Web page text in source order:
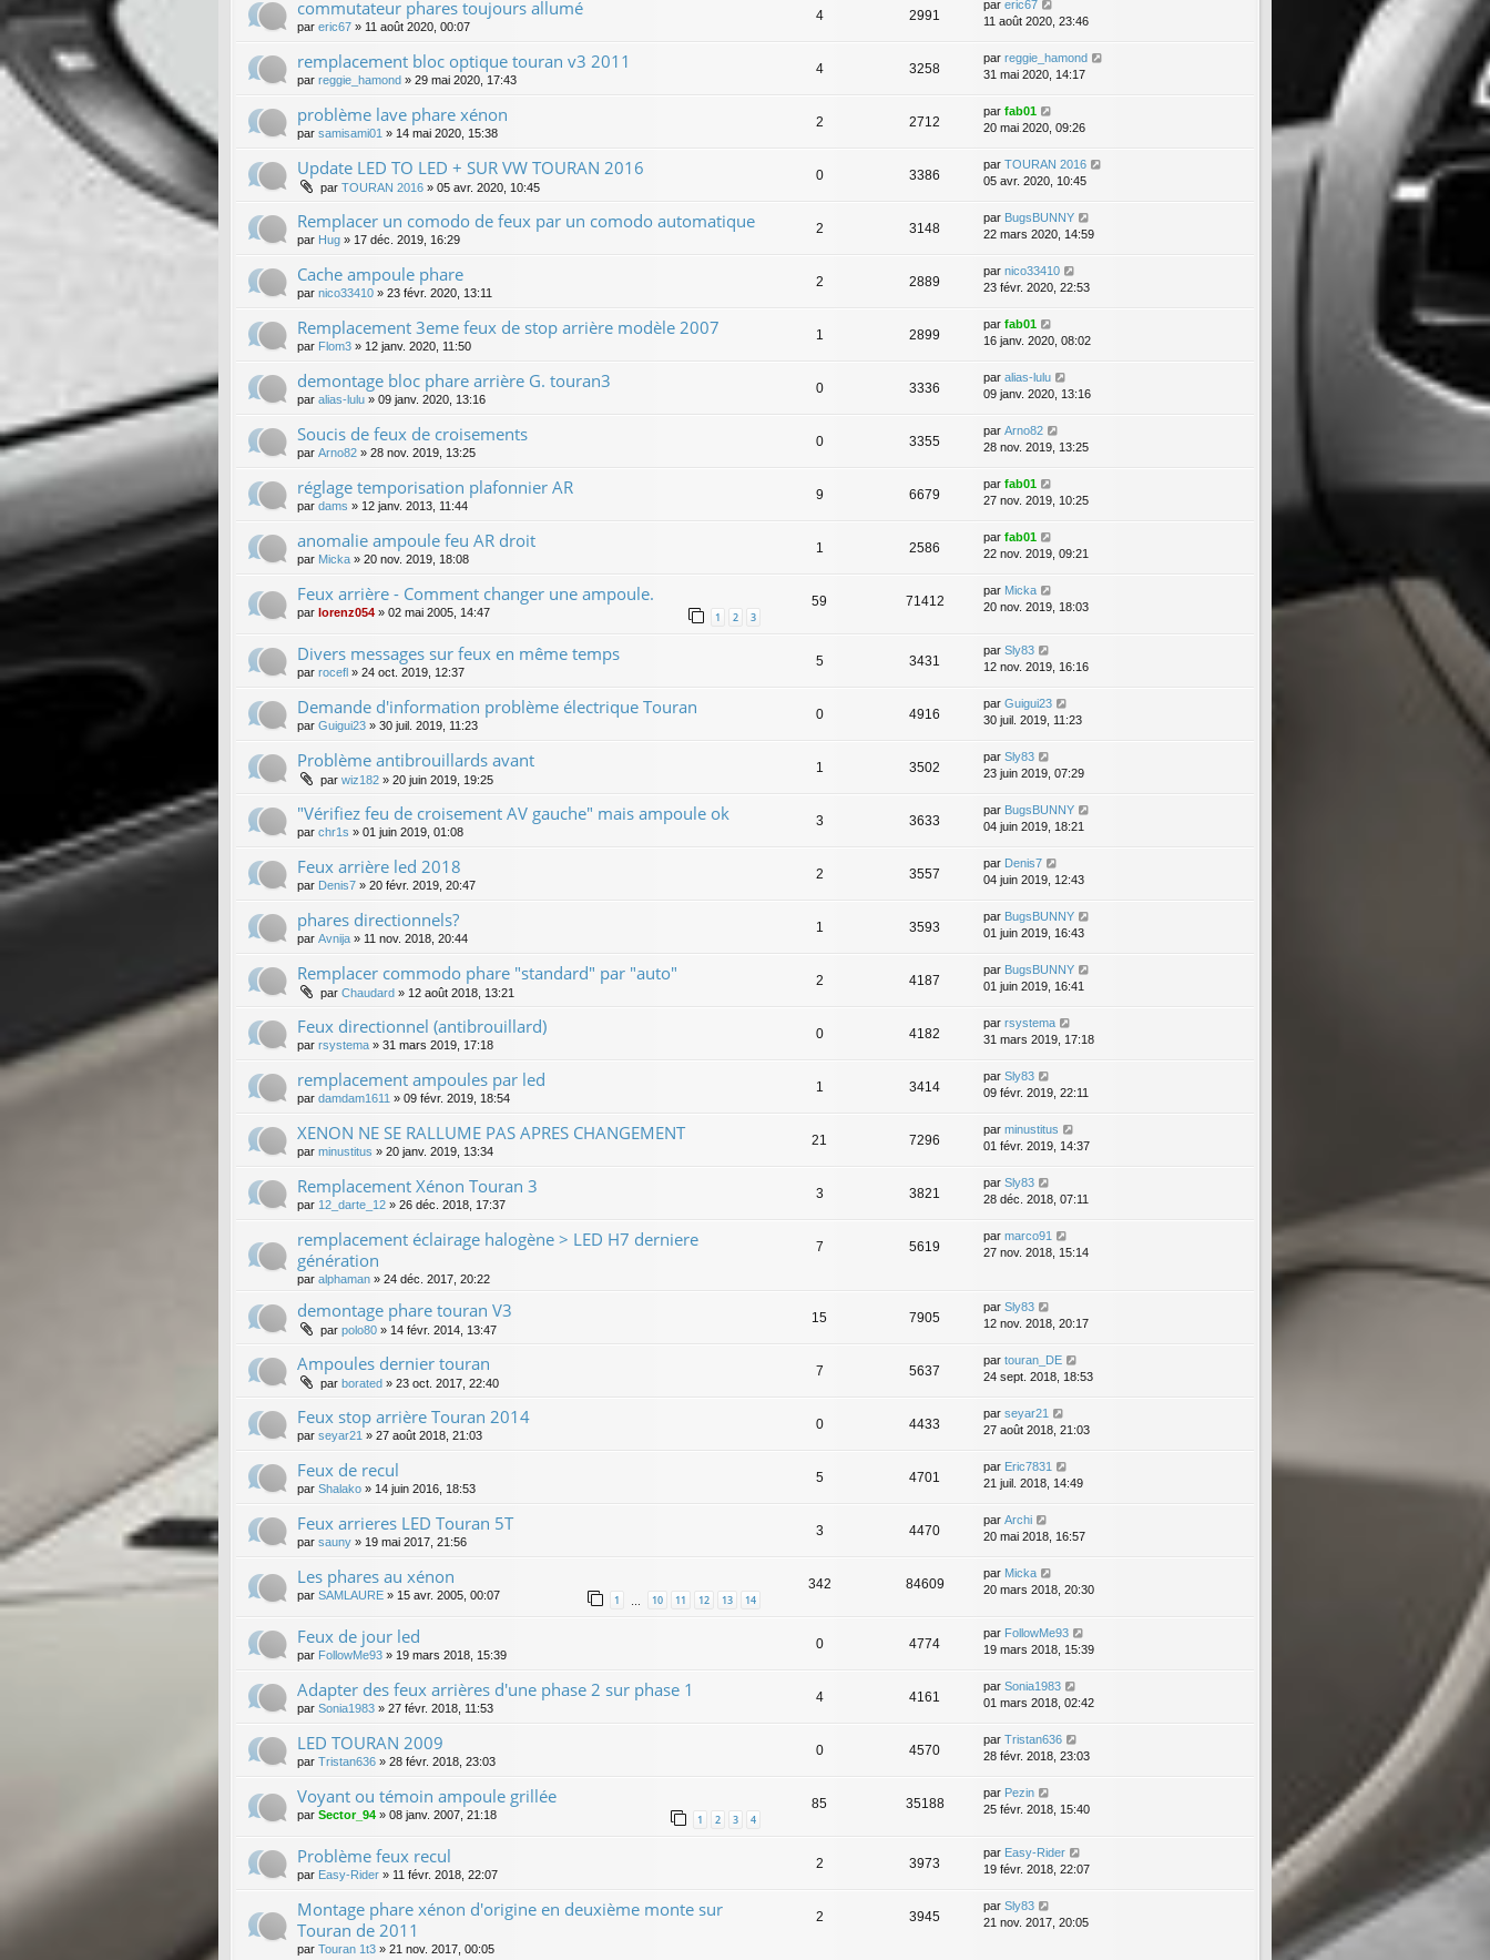
commutateur phares toujours allumé
par eric67 » 11 août 2020, 00:07
4 2991
par eric67
11 août 2020, 23:46
remplacement bloc optique touran v3 2011
par reggie_hamond » 29 mai 2020, 17:43
4 3258
par reggie_hamond
31 mai 2020, 14:17
problème lave phare xénon
par samisami01 » 14 mai 2020, 15:38
2 2712
par fab01
20 mai 2020, 09:26
Update LED TO LED + SUR VW TOURAN 2016
par TOURAN 2016 » 05 avr. 2020, 10:45
0 3386
par TOURAN 2016
05 avr. 2020, 10:45
Remplacer un comodo de feux par un comodo automatique
par Hug » 17 déc. 2019, 16:29
2 3148
par BugsBUNNY
22 mars 2020, 14:59
Cache ampoule phare
par nico33410 » 23 févr. 2020, 13:11
2 2889
par nico33410
23 févr. 2020, 22:53
Remplacement 3eme feux de stop arrière modèle 2007
par Flom3 » 12 janv. 2020, 11:50
1 2899
par fab01
16 janv. 2020, 08:02
demontage bloc phare arrière G. touran3
par alias-lulu » 09 janv. 2020, 13:16
0 3336
par alias-lulu
09 janv. 2020, 13:16
Soucis de feux de croisements
par Arno82 » 28 nov. 2019, 13:25
0 3355
par Arno82
28 nov. 2019, 13:25
réglage temporisation plafonnier AR
par dams » 12 janv. 2013, 11:44
9 6679
par fab01
27 nov. 2019, 10:25
anomalie ampoule feu AR droit
par Micka » 20 nov. 2019, 18:08
1 2586
par fab01
22 nov. 2019, 09:21
Feux arrière - Comment changer une ampoule.
par lorenz054 » 02 mai 2005, 14:47 1 2 3
59 71412
par Micka
20 nov. 2019, 18:03
Divers messages sur feux en même temps
par rocefl » 24 oct. 2019, 12:37
5 3431
par Sly83
12 nov. 2019, 16:16
Demande d'information problème électrique Touran
par Guigui23 » 30 juil. 2019, 11:23
0 4916
par Guigui23
30 juil. 2019, 11:23
Problème antibrouillards avant
par wiz182 » 20 juin 2019, 19:25
1 3502
par Sly83
23 juin 2019, 07:29
"Vérifiez feu de croisement AV gauche" mais ampoule ok
par chr1s » 01 juin 2019, 01:08
3 3633
par BugsBUNNY
04 juin 2019, 18:21
Feux arrière led 2018
par Denis7 » 20 févr. 2019, 20:47
2 3557
par Denis7
04 juin 2019, 12:43
phares directionnels?
par Avnija » 11 nov. 2018, 20:44
1 3593
par BugsBUNNY
01 juin 2019, 16:43
Remplacer commodo phare "standard" par "auto"
par Chaudard » 12 août 2018, 13:21
2 4187
par BugsBUNNY
01 juin 2019, 16:41
Feux directionnel (antibrouillard)
par rsystema » 31 mars 2019, 17:18
0 4182
par rsystema
31 mars 2019, 17:18
remplacement ampoules par led
par damdam1611 » 09 févr. 2019, 18:54
1 3414
par Sly83
09 févr. 2019, 22:11
XENON NE SE RALLUME PAS APRES CHANGEMENT
par minustitus » 20 janv. 2019, 13:34
21 7296
par minustitus
01 févr. 2019, 14:37
Remplacement Xénon Touran 3
par 12_darte_12 » 26 déc. 2018, 17:37
3 3821
par Sly83
28 déc. 2018, 07:11
remplacement éclairage halogène > LED H7 derniere
génération
par alphaman » 24 déc. 2017, 20:22
7 5619
par marco91
27 nov. 2018, 15:14
demontage phare touran V3
par polo80 » 14 févr. 2014, 13:47
15 7905
par Sly83
12 nov. 2018, 20:17
Ampoules dernier touran
par borated » 23 oct. 2017, 22:40
7 5637
par touran_DE
24 sept. 2018, 18:53
Feux stop arrière Touran 2014
par seyar21 » 27 août 2018, 21:03
0 4433
par seyar21
27 août 2018, 21:03
Feux de recul
par Shalako » 14 juin 2016, 18:53
5 4701
par Eric7831
21 juil. 2018, 14:49
Feux arrieres LED Touran 5T
par sauny » 19 mai 2017, 21:56
3 4470
par Archi
20 mai 2018, 16:57
Les phares au xénon
par SAMLAURE » 15 avr. 2005, 00:07 1 10 11 12 13 14
342 84609
par Micka
20 mars 2018, 20:30
Feux de jour led
par FollowMe93 » 19 mars 2018, 15:39
0 4774
par FollowMe93
19 mars 2018, 15:39
Adapter des feux arrières d'une phase 2 sur phase 1
par Sonia1983 » 27 févr. 2018, 11:53
4 4161
par Sonia1983
01 mars 2018, 02:42
LED TOURAN 2009
par Tristan636 » 28 févr. 2018, 23:03
0 4570
par Tristan636
28 févr. 2018, 23:03
Voyant ou témoin ampoule grillée
par Sector_94 » 08 janv. 2007, 21:18 1 2 3 4
85 35188
par Pezin
25 févr. 2018, 15:40
Problème feux recul
par Easy-Rider » 11 févr. 2018, 22:07
2 3973
par Easy-Rider
19 févr. 2018, 22:07
Montage phare xénon d'origine en deuxième monte sur
Touran de 2011
par Touran 1t3 » 21 nov. 2017, 00:05
2 3945
par Sly83
21 nov. 2017, 20:05